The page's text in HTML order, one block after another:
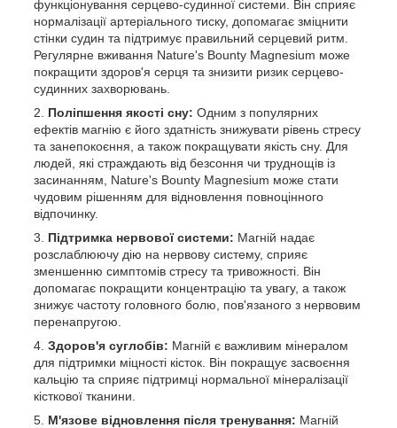
функціонування серцево-судинної системи. Він сприяє
нормалізації артеріального тиску, допомагає зміцнити
стінки судин та підтримує правильний серцевий ритм.
Регулярне вживання Nature's Bounty Magnesium може
покращити здоров'я серця та знизити ризик серцево-
судинних захворювань.
Поліпшення якості сну: Одним з популярних
ефектів магнію є його здатність знижувати рівень стресу
та занепокоєння, а також покращувати якість сну. Для
людей, які страждають від безсоння чи труднощів із
засинанням, Nature's Bounty Magnesium може стати
чудовим рішенням для відновлення повноцінного
відпочинку.
Підтримка нервової системи: Магній надає
розслаблюючу дію на нервову систему, сприяє
зменшенню симптомів стресу та тривожності. Він
допомагає покращити концентрацію та увагу, а також
знижує частоту головного болю, пов'язаного з нервовим
перенапругою.
Здоров'я суглобів: Магній є важливим мінералом
для підтримки міцності кісток. Він покращує засвоєння
кальцію та сприяє підтримці нормальної мінералізації
кісткової тканини.
М'язове відновлення після тренування: Магній